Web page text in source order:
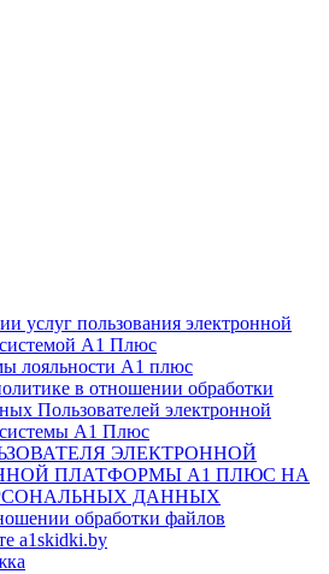
услуг пользования электронной
А1 Плюс
лояльности А1 плюс
в отношении обработки
Пользователей электронной
А1 Плюс
ЭЛЕКТРОННОЙ
ПЛАТФОРМЫ А1 ПЛЮС НА
ДАННЫХ
обработки файлов
a1skidki.by